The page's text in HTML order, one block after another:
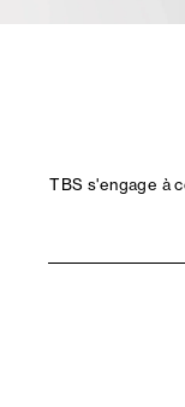
TBS s'engage à